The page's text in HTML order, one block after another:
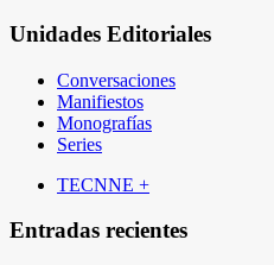
Unidades Editoriales
Conversaciones
Manifiestos
Monografías
Series
TECNNE +
Entradas recientes